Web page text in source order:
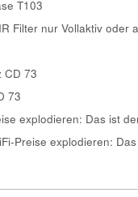
T103
Filter nur Vollaktiv oder
CD 73
73
explodieren: Das ist
Preise explodieren: